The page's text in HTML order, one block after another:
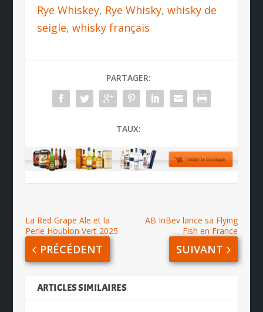
Rye Whiskey, Rye Whisky, whisky de
seigle, whisky français
PARTAGER:
TAUX:
La Red Grape Ale et la
Perle Houblon Vert 2025
PRÉCÉDENT
AB InBev lance sa Flying
Fish en France
SUIVANT
ARTICLES SIMILAIRES